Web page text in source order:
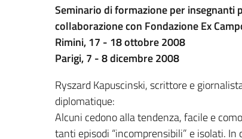
Seminario di formazione per insegnanti
collaborazione con Fondazione Ex
Rimini, 17 - 18 ottobre 2008
Parigi, 7 - 8 dicembre 2008
Ryszard Kapuscinski, scrittore e
diplomatique:
Alcuni cedono alla tendenza, facile e
tanti episodi “incomprensibili” e isolati.